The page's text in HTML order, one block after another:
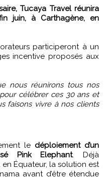
juin, à Carthagène, en
participeront à un
incentive proposés aux
nous réunirons tous nos
célébrer ces 30 ans et
faisons vivre à nos clients
le déploiement d’un
Pink Elephant. Déjà
Équateur, la solution est
avant d’être étendue